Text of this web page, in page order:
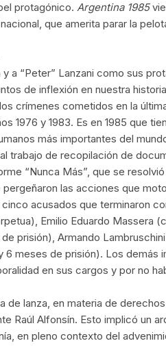
protagónico. Argentina 1985
que amerita parar la
a “Peter” Lanzani como sus
de inflexión en nuestra
crímenes cometidos en la
1976 y 1983. Es en 1985 que
más importantes del
trabajo de recopilación de
“Nunca Más”, que se
las acciones que
acusados que terminaron
Emilio Eduardo Massera
prisión), Armando
6 meses de prisión). Los demás
en sus cargos y por no
de lanza, en materia de
Raúl Alfonsín. Esto implicó un
en pleno contexto del